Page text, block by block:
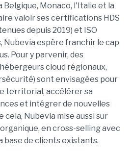
Belgique, Monaco, l'Italie et la
valoir ses certifications HDS
depuis 2019) et ISO
Nubevia espère franchir le cap
Pour y parvenir, des
cloud régionaux,
sont envisagées pour
territorial, accélérer sa
et intégrer de nouvelles
cela, Nubevia mise aussi sur
en cross-selling avec
base de clients existants.